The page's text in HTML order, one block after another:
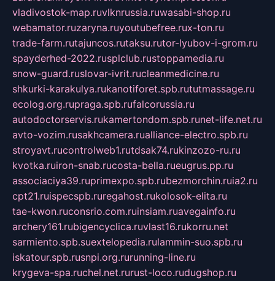
vladivostok-map.ruvlknrussia.ruwasabi-shop.ru
webamator.ruzaryna.ruyoutubefree.rux-ton.ru
trade-farm.rutajuncos.rutaksu.rutor-lyubov-i-grom.ru
spayderhed-2022.rusplclub.rustoppamedia.ru
snow-guard.ruslovar-ivrit.rucleanmedicine.ru
shkurki-karakulya.rukanotiforet.spb.rututmassage.ru
ecolog.org.rupraga.spb.rufalcorussia.ru
autodoctorservis.rukamertondom.spb.runet-life.net.ru
avto-vozim.rusakhcamera.rualliance-electro.spb.ru
stroyavt.rucontrolweb1.rutdsak74.rukinzozo-ru.ru
kvotka.ruiron-snab.rucosta-bella.rueugrus.pp.ru
associaciya39.ruprimexpo.spb.rubezmorchin.ruia2.ru
cpt21.ruispecspb.ruregahost.rukolosok-elita.ru
tae-kwon.ruconsrio.com.ruinsiam.ruavegainfo.ru
archery161.rubigencyclica.ruvlast16.rukorru.net
sarmiento.spb.suextelopedia.rulammin-suo.spb.ru
iskatour.spb.rusnpi.org.rurunning-line.ru
krygeva-spa.ruchel.net.rurust-loco.rudugshop.ru